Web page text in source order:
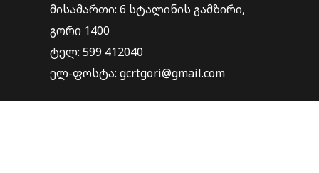
მისამართი: 6 სტალინის გამზირი,
გორი 1400
ტელ: 599 412040
ელ-ფოსტა: gcrtgori@gmail.com